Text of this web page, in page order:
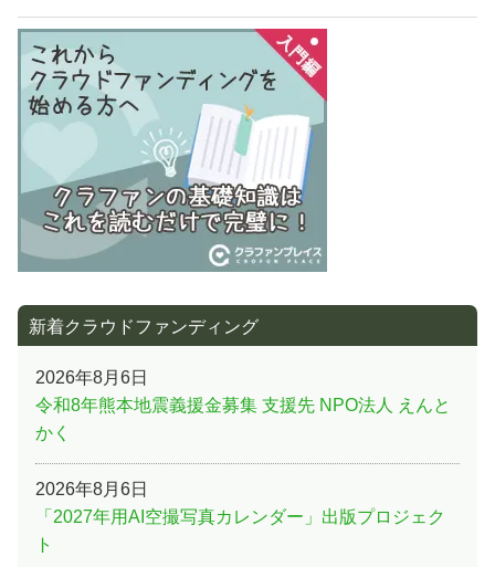
ゲ
ー
シ
ョ
ン
事:
新着クラウドファンディング
2026年8月6日
令和8年熊本地震義援金募集 支援先 NPO法人 えんと
かく
2026年8月6日
「2027年用AI空撮写真カレンダー」出版プロジェク
ト